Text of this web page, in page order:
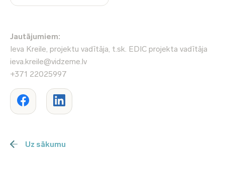
Jautājumiem:
Ieva Kreile, projektu vadītāja, t.sk. EDIC projekta vadītāja
ieva.kreile@vidzeme.lv
+371 22025997
Uz sākumu